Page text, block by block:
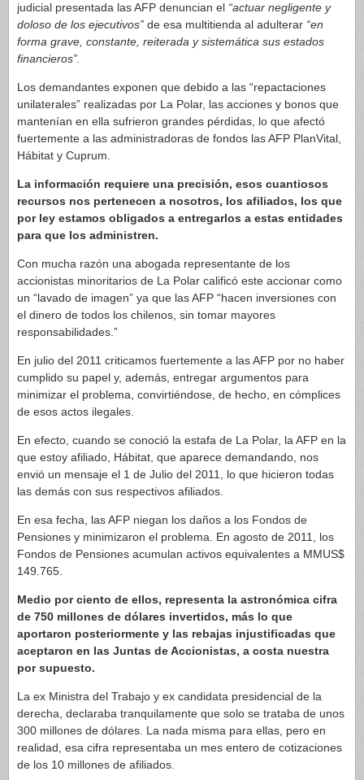
judicial presentada las AFP denuncian el “actuar negligente y
doloso de los ejecutivos” de esa multitienda al adulterar “en
forma grave, constante, reiterada y sistemática sus estados
financieros”.
Los demandantes exponen que debido a las “repactaciones
unilaterales” realizadas por La Polar, las acciones y bonos que
mantenían en ella sufrieron grandes pérdidas, lo que afectó
fuertemente a las administradoras de fondos las AFP PlanVital,
Hábitat y Cuprum.
La información requiere una precisión, esos cuantiosos
recursos nos pertenecen a nosotros, los afiliados, los que
por ley estamos obligados a entregarlos a estas entidades
para que los administren.
Con mucha razón una abogada representante de los
accionistas minoritarios de La Polar calificó este accionar como
un “lavado de imagen” ya que las AFP “hacen inversiones con
el dinero de todos los chilenos, sin tomar mayores
responsabilidades.”
En julio del 2011 criticamos fuertemente a las AFP por no haber
cumplido su papel y, además, entregar argumentos para
minimizar el problema, convirtiéndose, de hecho, en cómplices
de esos actos ilegales.
En efecto, cuando se conoció la estafa de La Polar, la AFP en la
que estoy afiliado, Hábitat, que aparece demandando, nos
envió un mensaje el 1 de Julio del 2011, lo que hicieron todas
las demás con sus respectivos afiliados.
En esa fecha, las AFP niegan los daños a los Fondos de
Pensiones y minimizaron el problema. En agosto de 2011, los
Fondos de Pensiones acumulan activos equivalentes a MMUS$
149.765.
Medio por ciento de ellos, representa la astronómica cifra
de 750 millones de dólares invertidos, más lo que
aportaron posteriormente y las rebajas injustificadas que
aceptaron en las Juntas de Accionistas, a costa nuestra
por supuesto.
La ex Ministra del Trabajo y ex candidata presidencial de la
derecha, declaraba tranquilamente que solo se trataba de unos
300 millones de dólares. La nada misma para ellas, pero en
realidad, esa cifra representaba un mes entero de cotizaciones
de los 10 millones de afiliados.